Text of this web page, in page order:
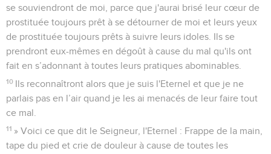
se souviendront de moi, parce que j'aurai brisé leur cœur de
prostituée toujours prêt à se détourner de moi et leurs yeux
de prostituée toujours prêts à suivre leurs idoles. Ils se
prendront eux-mêmes en dégoût à cause du mal qu'ils ont
fait en s’adonnant à toutes leurs pratiques abominables.
10 Ils reconnaîtront alors que je suis l'Eternel et que je ne
parlais pas en l’air quand je les ai menacés de leur faire tout
ce mal.
11 » Voici ce que dit le Seigneur, l'Eternel : Frappe de la main,
tape du pied et crie de douleur à cause de toutes les